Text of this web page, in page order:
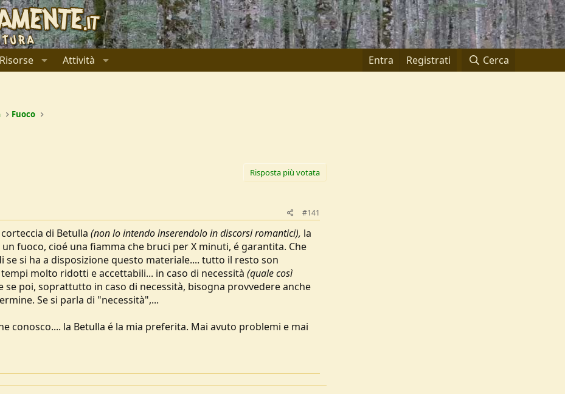
Risorse Attività Entra Registrati Cerca
Fuoco
Risposta più votata
#141
di Betulla (non lo intendo inserendolo in discorsi romantici), la
fuoco, cioé una fiamma che bruci per X minuti, é garantita. Che
si ha a disposizione questo materiale.... tutto il resto son
molto ridotti e accettabili... in caso di necessità (quale così
se poi, soprattutto in caso di necessità, bisogna provvedere anche
Se si parla di "necessità",...
conosco.... la Betulla é la mia preferita. Mai avuto problemi e mai